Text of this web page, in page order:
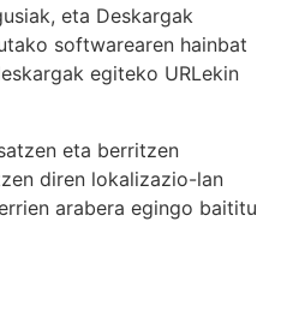
eta Deskargak
softwarearen hainbat
egiteko URLekin
eta berritzen
diren lokalizazio-lan
arabera egingo baititu